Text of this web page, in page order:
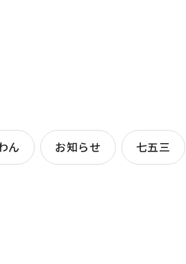
ん お知らせ 七五三